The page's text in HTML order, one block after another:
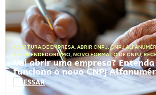
ABERTURA DE EMPRESA, ABRIR CNPJ,CNPJ
EMPREENDEDORISMO, NOVO FORMATO DE CNPJ,
Vai abrir uma empresa?
funciona o novo CNPJ
ACESSAR